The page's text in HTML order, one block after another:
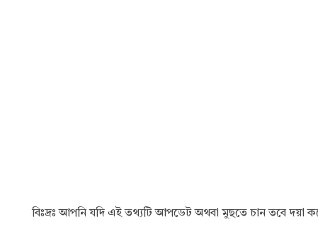
বিঃদ্রঃ আপনি যদি এই তথ্যটি আপডেট অথবা মুছতে চান তবে দয়া